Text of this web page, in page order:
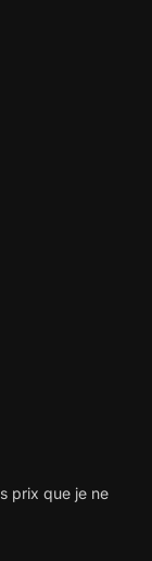
prix que je ne